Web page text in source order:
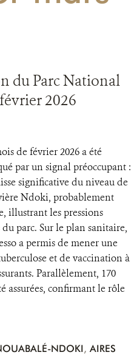
du Parc National
2026
de février 2026 a été
par un signal préoccupant :
significative du niveau de
Ndoki, probablement
illustrant les pressions
du parc. Sur le plan sanitaire,
a permis de mener une
et de vaccination à
Parallèlement, 170
assurées, confirmant le rôle
NDOKI, AIRES